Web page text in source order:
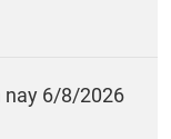
nay 6/8/2026